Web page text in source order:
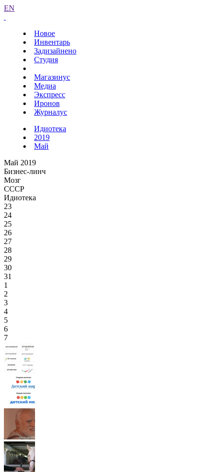
EN
Новое
Инвентарь
Задизайнено
Студия
Магазинус
Медиа
Экспресс
Иронов
Журналус
Идиотека
2019
Май
Май 2019
Бизнес-линч
Мозг
СССР
Идиотека
23
24
25
26
27
28
29
30
31
1
2
3
4
5
6
7